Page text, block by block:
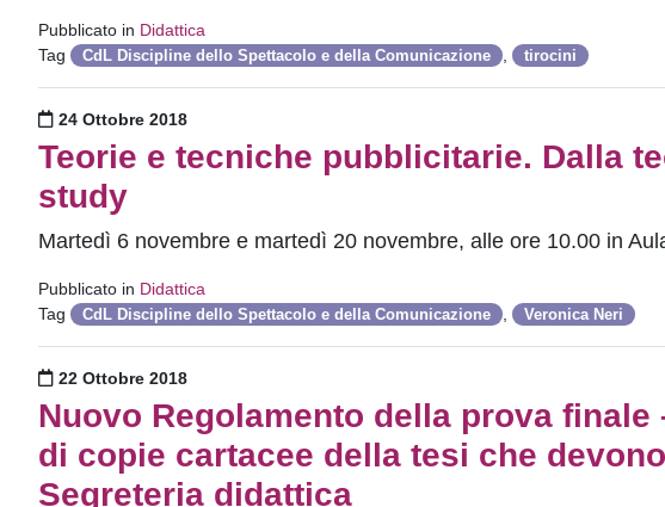
Pubblicato in Didattica
Tag
CdL Discipline dello Spettacolo e della Comunicazione , tirocini
Pubblicato il
24 Ottobre 2018
Teorie e tecniche pubblicitarie. Dalla
study
Martedì 6 novembre e martedì 20 novembre, alle ore 10.00 in
Pubblicato in Didattica
Tag
CdL Discipline dello Spettacolo e della Comunicazione , Veronica Neri
Pubblicato il
22 Ottobre 2018
Nuovo Regolamento della prova
di copie cartacee della tesi che
Segreteria didattica